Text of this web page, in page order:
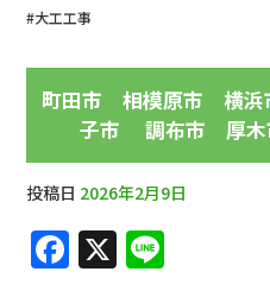
#大工工事
町田市 相模原市 横
子市 調布市 厚木
投稿日 2026年2月9日
F X